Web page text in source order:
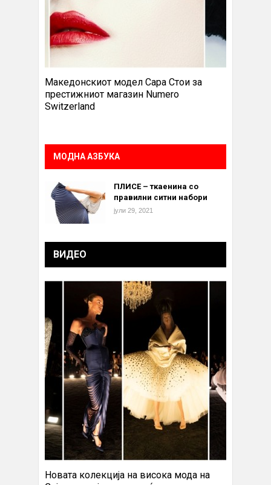
Македонскиот модел Сара Стои за
престижниот магазин Numero
Switzerland
МОДНА АЗБУКА
ПЛИСЕ – ткаенина со
правилни ситни набори
јули 29, 2021
ВИДЕО
Новата колекција на висока мода на